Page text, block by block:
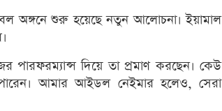
অঙ্গনে শুরু হয়েছে নতুন আলোচনা। ইয়ামাল
পারফরম্যান্স দিয়ে তা প্রমাণ করছেন। কেউ
আমার আইডল নেইমার হলেও, সেরা